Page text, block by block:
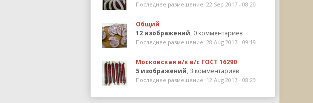
Последнее размещение: 22 Sep 2017 - 08:20
Общий
12 изображений, 0 комментариев
Последнее размещение: 28 Aug 2017 - 09:19
Московская в/к в/с ГОСТ 16290
5 изображений, 3 комментариев
Последнее размещение: 12 Aug 2017 - 08:23